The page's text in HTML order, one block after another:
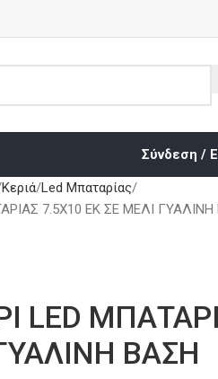
Σύνδεση /
Κεριά Led Μπαταρίας
7.5Χ10 ΕΚ ΣΕ ΜΕΛΙ
LED
ΒΑΣΗ